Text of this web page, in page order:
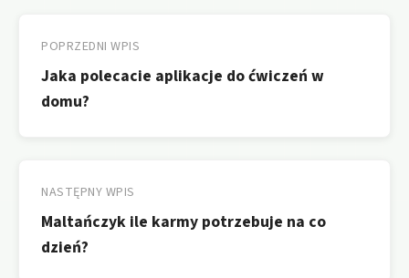
wpisu
POPRZEDNI WPIS
Jaka polecacie aplikacje do ćwiczeń w
domu?
NASTĘPNY WPIS
Maltańczyk ile karmy potrzebuje na co
dzień?